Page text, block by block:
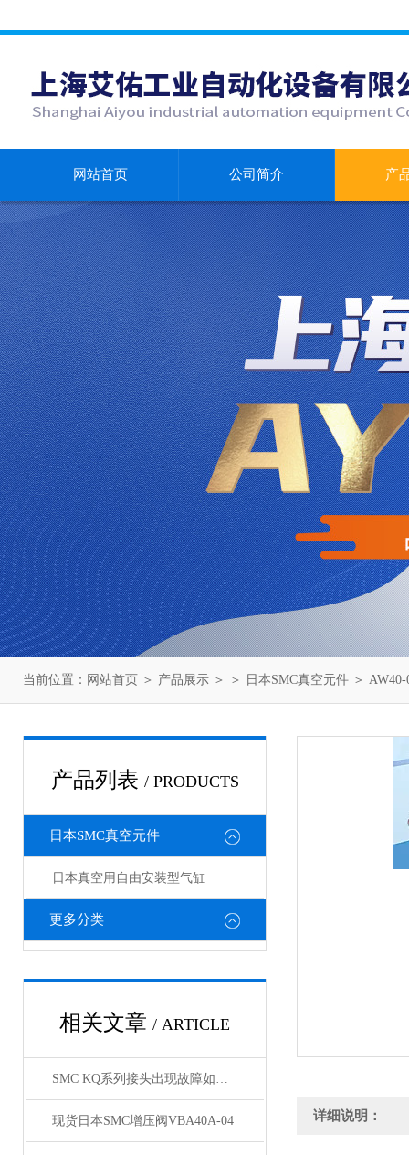
网站首页 公司简介 产
当前位置： 网站首页 ＞ 产品展示 ＞ ＞ 日本SMC真空元件 ＞
产品列表 / PRODUCTS
日本SMC真空元件
日本真空用自由安装型气缸
更多分类
相关文章 / ARTICLE
SMC KQ系列接头出现故障如何处理，KQ接头原装正品
现货日本SMC增压阀VBA40A-04 详细说明：